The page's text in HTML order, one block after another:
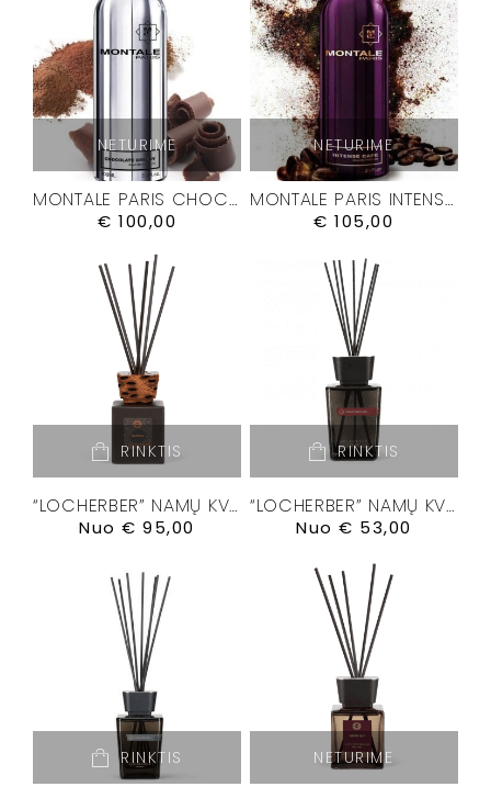
NETURIME
MONTALE PARIS CHOCOLATE GREEDY KVEPALAI
€ 100,00
NETURIME
MONTALE PARIS INTENSE CAFÉ KVEPALAI
€ 105,00
RINKTIS
“LOCHERBER” NAMŲ KVAPŲ DIFUZORIUS “BANKSIA”
Nuo€ 95,00
RINKTIS
“LOCHERBER” NAMŲ KVAPŲ DIFUZORIUS “DOLCE ROMA XXI”
Nuo€ 53,00
RINKTIS NETURIME